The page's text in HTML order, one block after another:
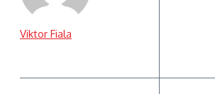
Viktor Fiala